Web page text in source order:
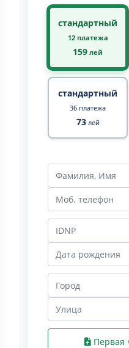
стандартный
12 платежа
159 лей
стандартный
36 платежа
73лей
Первая